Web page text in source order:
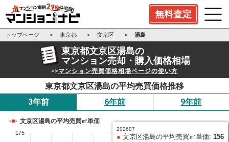
無料査定
トップページ 東京都 文京区 湯島
東京都文京区湯島の
マンション売却・購入価格相場
>>マンション売買価格相場ページの使い方
東京都文京区湯島の平均売買価格推移
3年前
6年前 9年前
文京区湯島の平均売買㎡単価
175
202607
● 文京区湯島の平均売買㎡単価: 156